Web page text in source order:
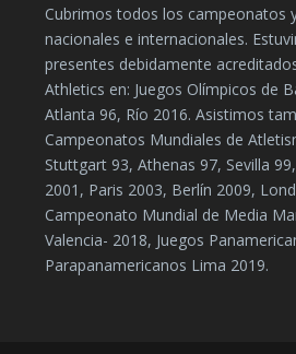
Cubrimos todos los campeonatos
nacionales e internacionales.
presentes debidamente
Athletics en: Juegos Olímpicos de
Atlanta 96, Río 2016. Asistimos
Campeonatos Mundiales de
Stuttgart 93, Athenas 97, Sevilla
2001, Paris 2003, Berlín 2009,
Campeonato Mundial de Media
Valencia- 2018, Juegos
Parapanamericanos Lima 2019.